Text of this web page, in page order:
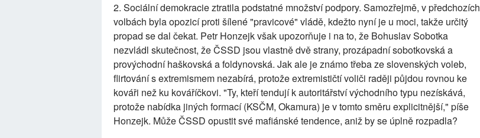
2. Sociální demokracie ztratila podstatné množství podpory. Samozřejmě, v předchozích
volbách byla opozicí proti šílené "pravicové" vládě, kdežto nyní je u moci, takže určitý
propad se dal čekat. Petr Honzejk však upozorňuje i na to, že Bohuslav Sobotka
nezvládl skutečnost, že ČSSD jsou vlastně dvě strany, prozápadní sobotkovská a
provýchodní haškovská a foldynovská. Jak ale je známo třeba ze slovenských voleb,
flirtování s extremismem nezabírá, protože extremističtí voliči raději půjdou rovnou ke
kováři než ku kováříčkovi. "Ty, kteří tendují k autoritářství východního typu nezískává,
protože nabídka jiných formací (KSČM, Okamura) je v tomto směru explicitnější," píše
Honzejk. Může ČSSD opustit své mafiánské tendence, aniž by se úplně rozpadla?